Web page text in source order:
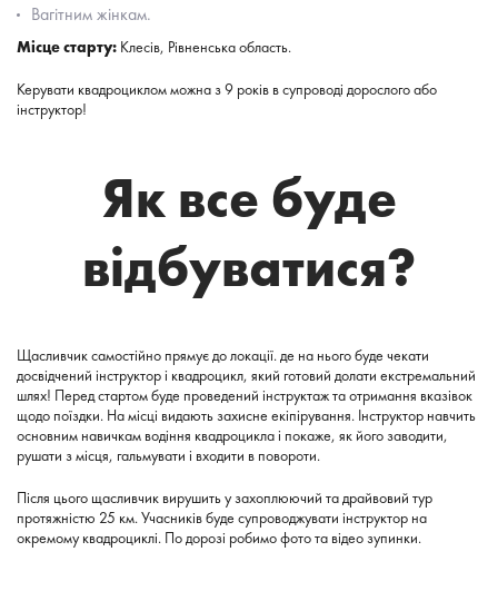
Вагітним жінкам.
Місце старту: Клесів, Рівненська область.
Керувати квадроциклом можна з 9 років в супроводі дорослого або
інструктор!
Як все буде
відбуватися?
Щасливчик самостійно прямує до локації. де на нього буде чекати
досвідчений інструктор і квадроцикл, який готовий долати екстремальний
шлях! Перед стартом буде проведений інструктаж та отримання вказівок
щодо поїздки. На місці видають захисне екіпірування. Інструктор навчить
основним навичкам водіння квадроцикла і покаже, як його заводити,
рушати з місця, гальмувати і входити в повороти.
Після цього щасливчик вирушить у захоплюючий та драйвовий тур
протяжністю 25 км. Учасників буде супроводжувати інструктор на
окремому квадроциклі. По дорозі робимо фото та відео зупинки.